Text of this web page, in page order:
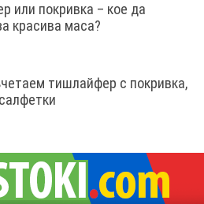
или покривка – кое да
красива маса?
тишлайфер с покривка,